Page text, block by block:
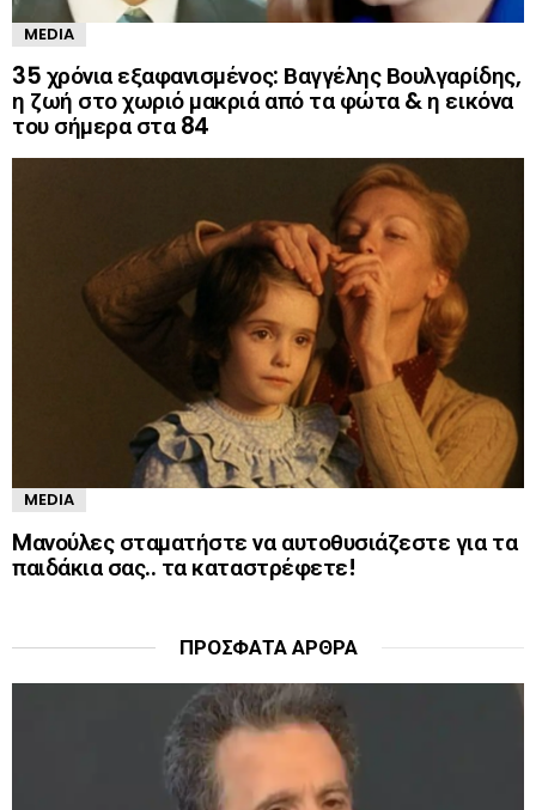
MEDIA
35 χρόνια εξαφανισμένος: Βαγγέλης Βουλγαρίδης,
η ζωή στο χωριό μακριά από τα φώτα & η εικόνα
του σήμερα στα 84
MEDIA
Mανούλες σταματήστε να αυτοθυσιάζεστε για τα
παιδάκια σας.. τα καταστρέφετε!
ΠΡΌΣΦΑΤΑ ΆΡΘΡΑ